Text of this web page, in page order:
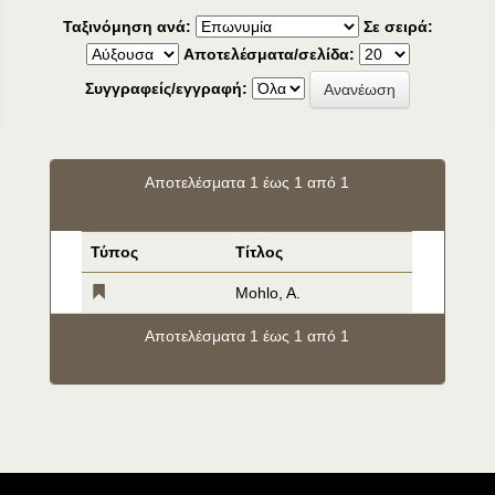
Ταξινόμηση ανά:
Σε σειρά:
Αποτελέσματα/σελίδα:
Συγγραφείς/εγγραφή:
Αποτελέσματα 1 έως 1 από 1
Τύπος Τίτλος
Mohlo, A.
Αποτελέσματα 1 έως 1 από 1